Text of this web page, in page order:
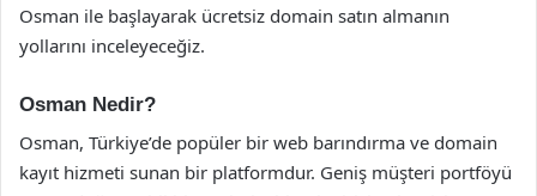
Osman ile başlayarak ücretsiz domain satın almanın
yollarını inceleyeceğiz.
Osman Nedir?
Osman, Türkiye’de popüler bir web barındırma ve domain
kayıt hizmeti sunan bir platformdur. Geniş müşteri portföyü